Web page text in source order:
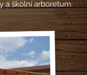
a školní arboretum.